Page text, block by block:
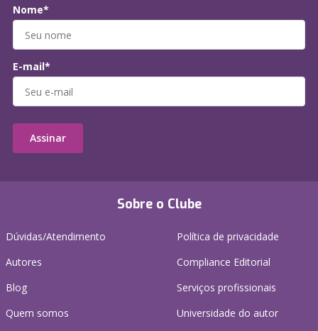
Sobre o Clube
Dúvidas/Atendimento
Autores
Blog
Quem somos
Política de privacidade
Compliance Editorial
Serviços profissionais
Universidade do autor
Nome*
E-mail*
Assinar